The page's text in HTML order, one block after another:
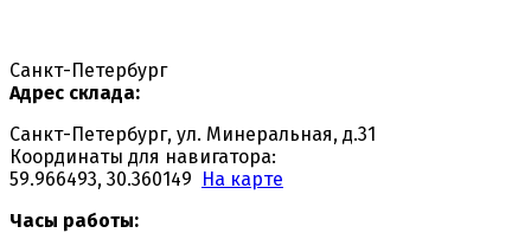
Санкт-Петербург
Адрес склада:
Санкт-Петербург, ул. Минеральная, д.31
Координаты для навигатора:
59.966493, 30.360149 На карте
Часы работы: